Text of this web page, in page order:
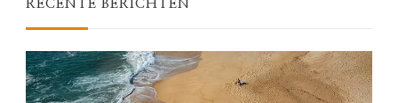
RECENTE BERICHTEN